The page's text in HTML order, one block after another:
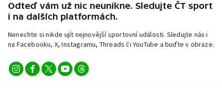
Odteď vám už nic neunikne. Sledujte ČT sport
i na dalších platformách.
Nenechte si nikde ujít nejnovější sportovní události. Sledujte nás i
na Facebooku, X, Instagramu, Threads či YouTube a buďte v obraze.